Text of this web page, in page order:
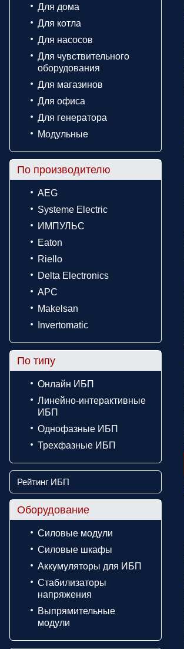
Для дома
Для котла
Для насосов
Для чувствительного
оборудования
Для магазинов
Для офиса
Для генератора
Модульные
По производителю
AEG
Systeme Electric
ИМПУЛЬС
Eaton
Riello
Delta Electronics
APC
Makelsan
Invertomatic
По типу
Онлайн ИБП
Линейно-интерактивные
ИБП
Однофазные ИБП
Трехфазные ИБП
Рейтинг ИБП
Оборудование
Силовые модули
Силовые шкафы
Аккумуляторы для ИБП
Стабилизаторы
напряжения
Выпрямительные
модули